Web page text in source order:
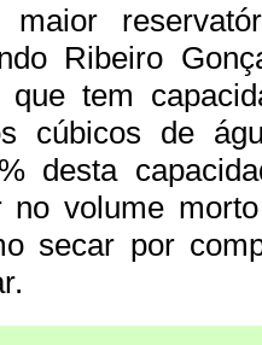
Ribeiro
que tem
cúbicos de
desta
no volume
secar por